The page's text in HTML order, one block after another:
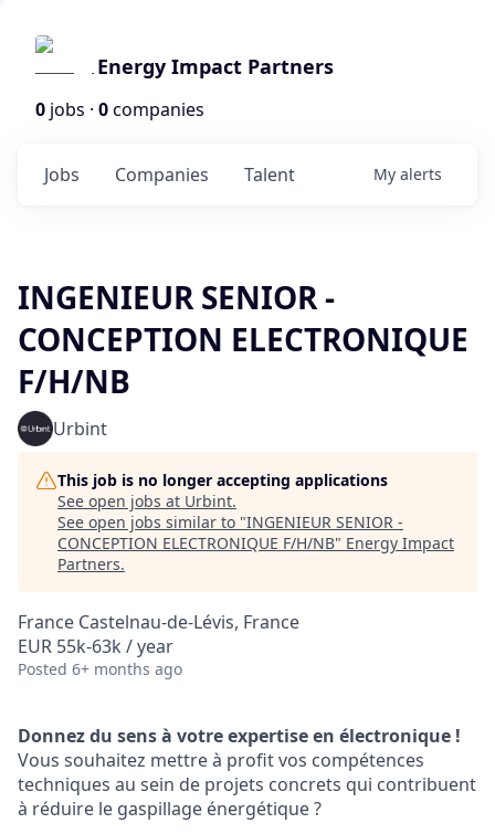
Energy Impact Partners
0 jobs · 0companies
Jobs Companies Talent My alerts
INGENIEUR SENIOR -
CONCEPTION ELECTRONIQUE
F/H/NB
Urbint
This job is no longer accepting applications
See open jobs at Urbint.
See open jobs similar to "INGENIEUR SENIOR -
CONCEPTION ELECTRONIQUE F/H/NB" Energy Impact
Partners.
France Castelnau-de-Lévis, France
EUR 55k-63k / year
Posted 6+ months ago
Donnez du sens à votre expertise en électronique !
Vous souhaitez mettre à profit vos compétences
techniques au sein de projets concrets qui contribuent
à réduire le gaspillage énergétique ?